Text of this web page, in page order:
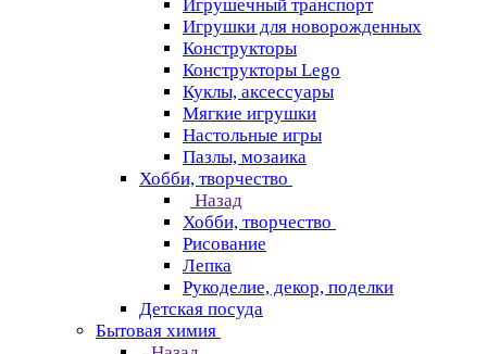
Игрушечный транспорт
Игрушки для новорожденных
Конструкторы
Конструкторы Lego
Куклы, аксессуары
Мягкие игрушки
Настольные игры
Пазлы, мозаика
Хобби, творчество
Назад
Хобби, творчество
Рисование
Лепка
Рукоделие, декор, поделки
Детская посуда
Бытовая химия